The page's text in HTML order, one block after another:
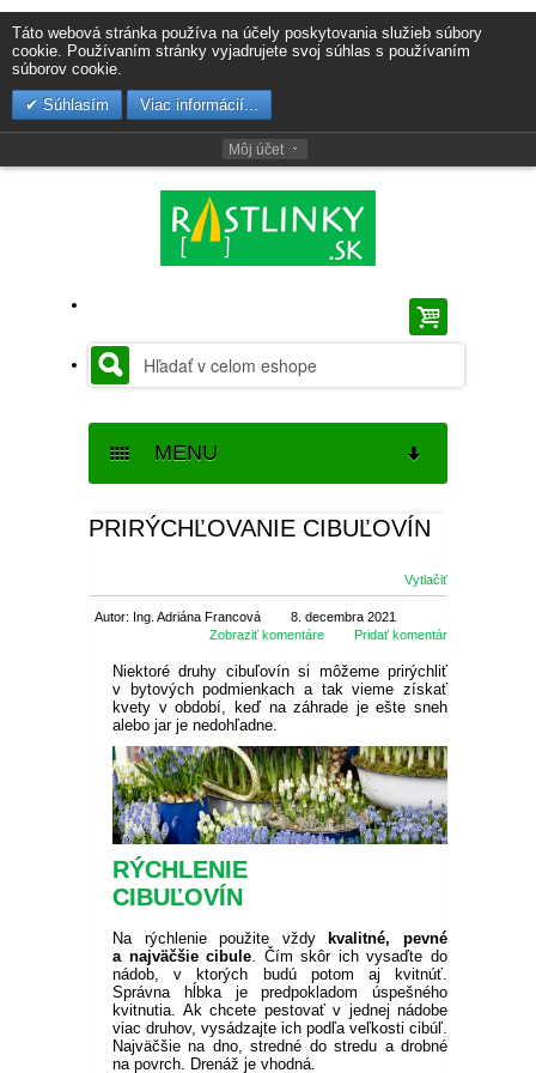
Táto webová stránka používa na účely poskytovania služieb súbory
cookie. Používaním stránky vyjadrujete svoj súhlas s používaním
súborov cookie.
Súhlasím
Viac informácií...
Môj účet
MENU
SEMENÁ
SEMENÁ BALKÓNOVÝCH
DVOJROČKY
SEMENÁ LETNIČIEK
SEMENÁ STROMOV
SEMENÁ TRVALIEK
SEMENÁ ZELENINY
LISTOVÁ ZELENINA
SEMENÁ LÚČNYCH KVETOV
JARNÉ CIBUĽOVINY
NARCISY
SKALKOVÉ
VYŠŠIE
PLNOKVETÉ
OSTATNÉ
TULIPÁNY
SKALKOVÉ
JEDNODUCHÉ KLASICKÉ
OSTATNÉ
ŠAFRANY
BOTANICKÉ
KVITNÚCE NA JESEŇ
VEĽKOKVETÉ
HYACINTY
OKRASNÉ CESNAKY
LETNÉ CIBUĽOVINY
ĽALIE
NÍZKE ĽALIE
VYSOKÉ ĽALIE
KORNÚTOVKY
GLADIOLY
BEGÓNIE
PREVISLÉ
STRAPKATÉ
ROZMANITÉ CIBUĽOVINY
KOSATCE
ZORNICE
GEORGÍNY
OSTATNÉ
BALKÓNOVÉ
MUŠKÁTY
ANGLICKÉ MUŠKÁTY
MUŠKÁTY PREVISLÉ
MUŠKÁTY VZPRIAMENÉ
PELARGÓNIE NETRADIČNÉ
PETÚNIE
DROBNOKVETÉ PETÚNIE
VEĽKOKVETÉ PETÚNIE
FUCHSIE
OVOCIE A ZELENINA
BYLINKY NA BALKÓN
ČREPNÍKOVÉ RASTLINY
ČREPNÍKOVÉ KVETY
OKRASNÉ
IHLIČNANY
TUJE
CYPRUŠTEKY
BORIEVKY
OKRASNÉ BOROVICE
OKRASNÉ JEDLE
LISTNATÉ STROMY
OKRASNÉ JAVORY
KVITNÚCE STROMY
STĹPOVITÉ OKRASNÉ
STROMY
OKRASNÉ KRÍKY
OKRASNÉ KRÍKY
VŽDYZELENÉ
OKRASNÉ KRÍKY DO TIEŇA
POPÍNAVÉ RASTLINY
BREČTANY
VISTÉRIA
RUŽE
POPÍNAVÉ RUŽE
OKRASNÉ TRÁVY
ÚŽITKOVÉ
JAHODY
SKORÉ JAHODY
POLOSKORÉ JAHODY
NESKORÉ JAHODY
STÁLEPLODIACE JAHODY
OVOCNÉ DREVINY
JABLONE
LETNÉ JABLONE
ZIMNÉ JABLONE
HRUŠKY
ČEREŠŇE A VIŠNE
DROBNÉ OVOCIE
BRUSNICE
ČUČORIEDKY
NETRADIČNÉ OVOCIE
ARÓNIA
VINIČ
TIPY
AKCIE
ZĽAVA 50 %
ZĽAVA 70 %
ZĽAVA 30 %
PRIRÝCHĽOVANIE CIBUĽOVÍN
Vytlačiť
Autor: Ing. Adriána Francová
8. decembra 2021
Pridať komentár
Zobraziť komentáre
Niektoré druhy cibuľovín si môžeme prirýchliť
v bytových podmienkach a tak vieme získať
kvety v období, keď na záhrade je ešte sneh
alebo jar je nedohľadne.
RÝCHLENIE
CIBUĽOVÍN
Na rýchlenie použite vždy
kvalitné, pevné
a najväčšie cibule. Čím skôr ich vysaďte do
nádob, v ktorých budú potom aj kvitnúť.
Správna hĺbka je predpokladom úspešného
kvitnutia. Ak chcete pestovať v jednej nádobe
viac druhov, vysádzajte ich podľa veľkosti cibúľ.
Najväčšie na dno, stredné do stredu a drobné
na povrch. Drenáž je vhodná.